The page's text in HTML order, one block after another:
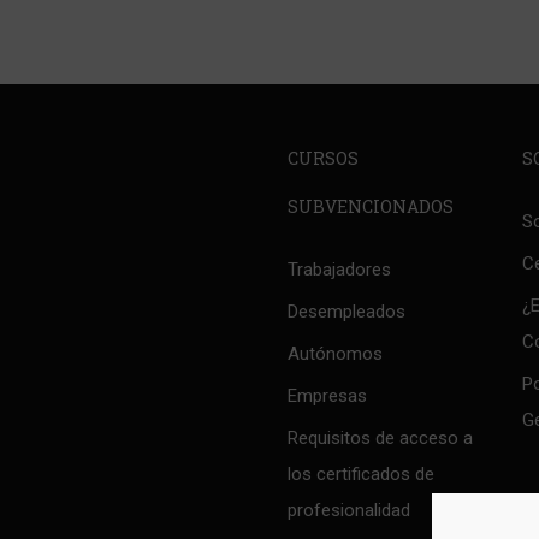
CURSOS
SUBVENCIONADOS
Trabajadores
Desempleados
Autónomos
Empresas
Requisitos de acceso a
los certificados de
profesionalidad
PROFESOR?
y te apasiona la enseñanza, ponte en contacto
CONTÁCTANOS AQUÍ